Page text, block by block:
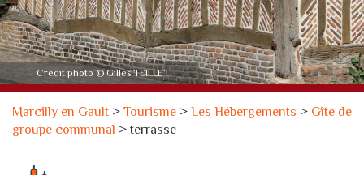
Crédit photo © Gilles TEILLET
Marcilly en Gault >Tourisme >Les Hébergements > Gîte de
groupe communal >terrasse